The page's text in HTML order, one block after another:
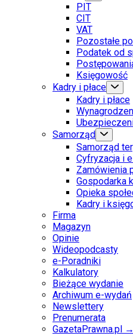
PIT
CIT
VAT
Pozostałe
Podatek od
Księgowość
Kadry i płace
Kadry i płace
Samorząd
Samorząd
Cyfryzacja i
Zamówienia
Gospodarka
Opieka
Kadry i
Firma
Magazyn
Opinie
Wideopodcasty
e-Poradniki
Kalkulatory
Bieżące wydanie
Archiwum e-wydań
Newslettery
Prenumerata
GazetaPrawna.pl →